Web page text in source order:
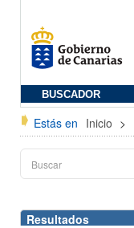
BUSCADOR
Estás en Inicio >
Resultados